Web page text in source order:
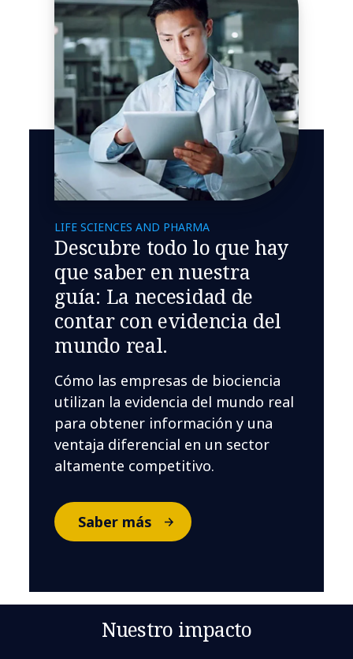
LIFE SCIENCES AND PHARMA
Descubre todo lo que hay
que saber en nuestra
guía: La necesidad de
contar con evidencia del
mundo real.
Cómo las empresas de biociencia
utilizan la evidencia del mundo real
para obtener información y una
ventaja diferencial en un sector
altamente competitivo.
Saber más
Nuestro impacto